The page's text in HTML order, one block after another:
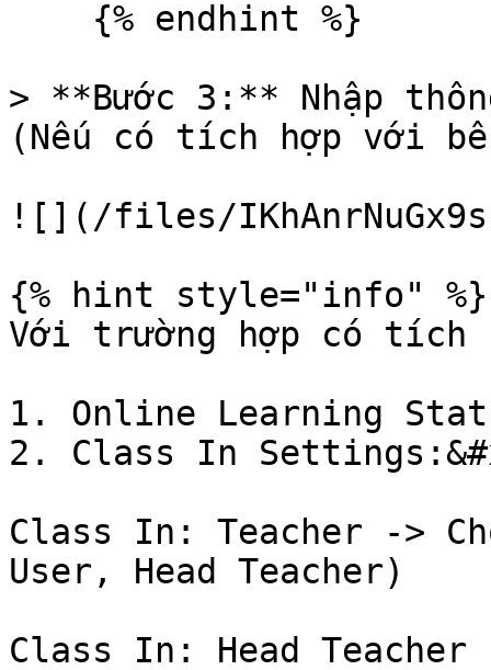
> **Bước 3:** Nhập
(Nếu có tích hợp với
![](/files/
{% hint style="info" %}
Với trường hợp có tích
1. Online Learning
2. Class In
Class In: Teacher ->
User, Head Teacher)
Class In: Head